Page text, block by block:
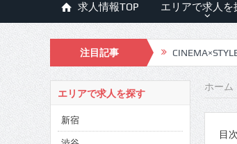
求人情報TOP エリアで求人を
注目記事
ホーム
目次
エリアで求人を探す
新宿